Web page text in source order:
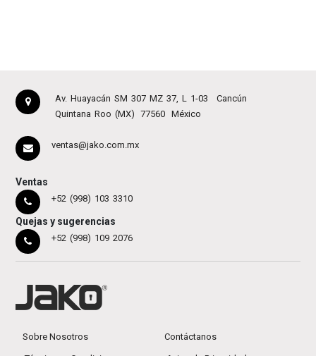
Av. Huayacán SM 307 MZ 37, L 1-03
Cancún
Quintana Roo (MX)
77560 México
ventas@jako.com.mx
Ventas
+52 (998) 103 3310
Quejas y sugerencias
+52 (998) 109 2076
Sobre Nosotros Contáctanos